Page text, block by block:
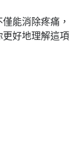
能消除疼痛，
好地理解這項